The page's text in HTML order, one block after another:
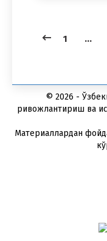
1 …
© 2026 -
ривожлантириш ва
Материаллардан